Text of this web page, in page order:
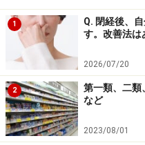
重症感染症や「
「免疫グロブリン
免疫グロブリンとは、体
タンパク質で、血液中や
具体的には、異物（抗原
除するために機能する、
1
Q. 閉経後、
す。改善法は
2026/07/20
2
第一類、二類
など
2023/08/01